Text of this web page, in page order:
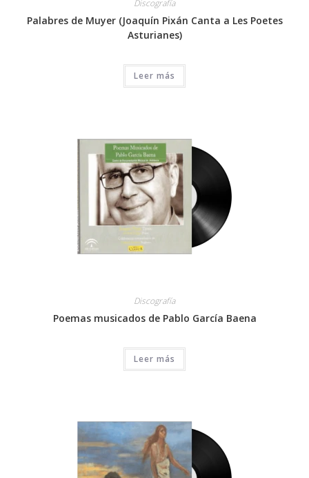
Discografía
Palabres de Muyer (Joaquín Pixán Canta a Les Poetes
Asturianes)
Leer más
Discografía
Poemas musicados de Pablo García Baena
Leer más